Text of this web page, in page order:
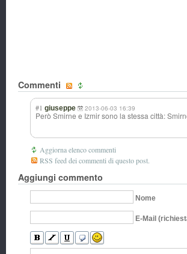
Commenti
#1 giuseppe 2013-06-03 16:39
Però Smirne e Izmir sono la stessa città:
Aggiorna elenco commenti
RSS feed dei commenti di questo post.
Aggiungi commento
Nome
E-Mail